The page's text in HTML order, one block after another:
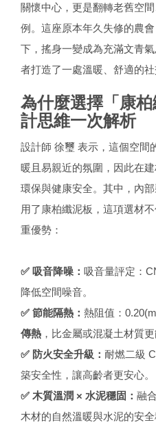
關懷中心，更是翻轉老舊空
例。這座原本年久失修的農
下，搖身一變成為充滿文青
者打造了一處溫暖、舒適的社
為什麼選擇「康
計思維一次解析
設計師 徐璽 表示，這個空間
暖且易親近的氛圍，因此在
環保與健康安全。其中，內
用了康柏纖泥板，這項選材
重優勢：
✅ 吸音降噪： 吸音量評定：
降低空間噪音。
✅ 節能隔熱： 熱阻值：
傳熱 ，比金屬或混凝土材質更
✅ 防火安全升級： 耐燃二級
築安全性，讓高齡者更安心。
✅ 木質溫潤 × 水泥穩固： 融
木材的自然溫暖與水泥的安